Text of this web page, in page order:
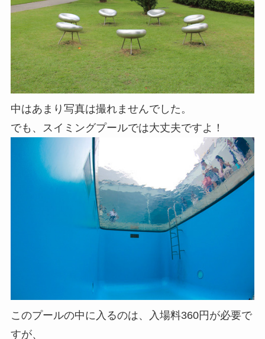
中はあまり写真は撮れませんでした。
でも、スイミングプールでは大丈夫ですよ！
このプールの中に入るのは、入場料360円が必要で
すが、